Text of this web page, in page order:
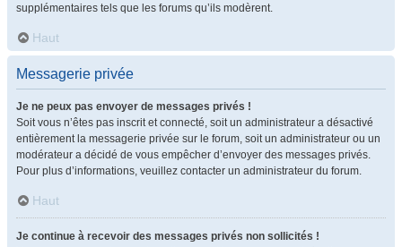
supplémentaires tels que les forums qu’ils modèrent.
Haut
Messagerie privée
Je ne peux pas envoyer de messages privés !
Soit vous n’êtes pas inscrit et connecté, soit un administrateur a désactivé
entièrement la messagerie privée sur le forum, soit un administrateur ou un
modérateur a décidé de vous empêcher d’envoyer des messages privés.
Pour plus d’informations, veuillez contacter un administrateur du forum.
Haut
Je continue à recevoir des messages privés non sollicités !